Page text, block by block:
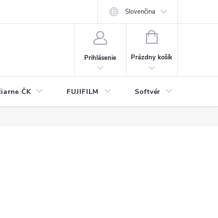
Slovenčina
Prihlásenie
NÁKUPNÝ
Prázdny košík
ČK FUJIFILM Softvér